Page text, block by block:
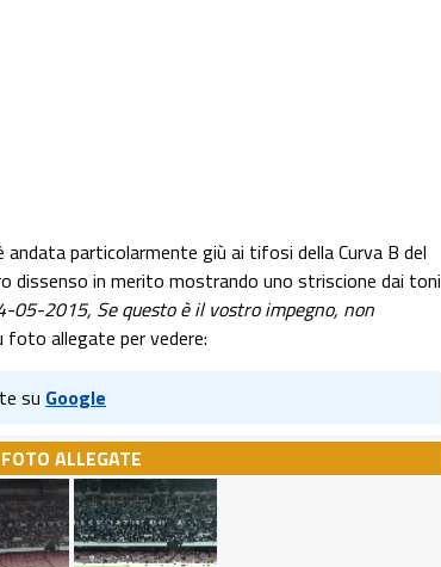
andata particolarmente giù ai tifosi della Curva B del
dissenso in merito mostrando uno striscione dai toni
05-2015, Se questo è il vostro impegno, non
foto allegate per vedere:
su Google
FOTO ALLEGATE